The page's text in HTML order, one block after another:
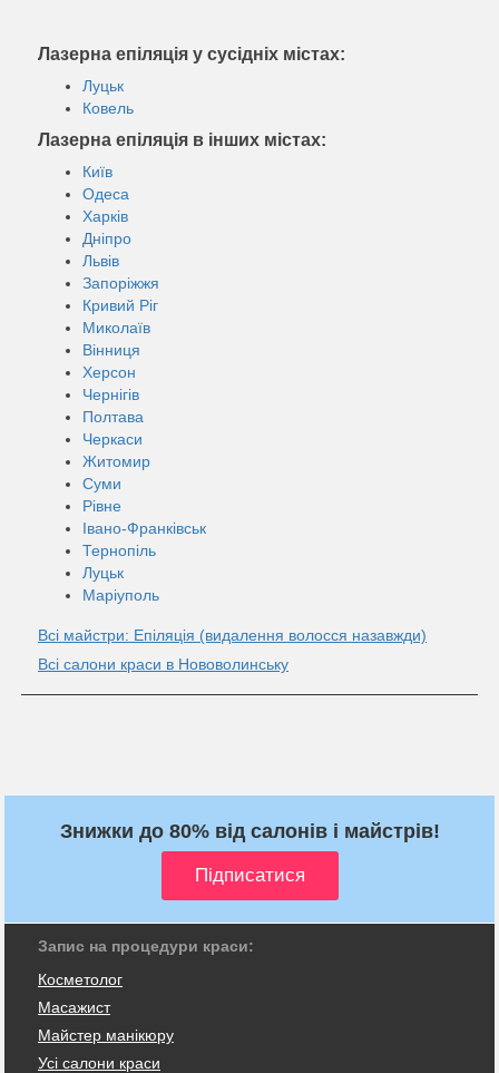
Лазерна епіляція у сусідніх містах:
Луцьк
Ковель
Лазерна епіляція в інших містах:
Київ
Одеса
Харків
Дніпро
Львів
Запоріжжя
Кривий Ріг
Миколаїв
Вінниця
Херсон
Чернігів
Полтава
Черкаси
Житомир
Суми
Рівне
Івано-Франківськ
Тернопіль
Луцьк
Маріуполь
Всі майстри: Епіляція (видалення волосся назавжди)
Всі салони краси в Нововолинську
Знижки до 80% від салонів і майстрів!
Запис на процедури краси:
Косметолог
Масажист
Майстер манікюру
Усі салони краси